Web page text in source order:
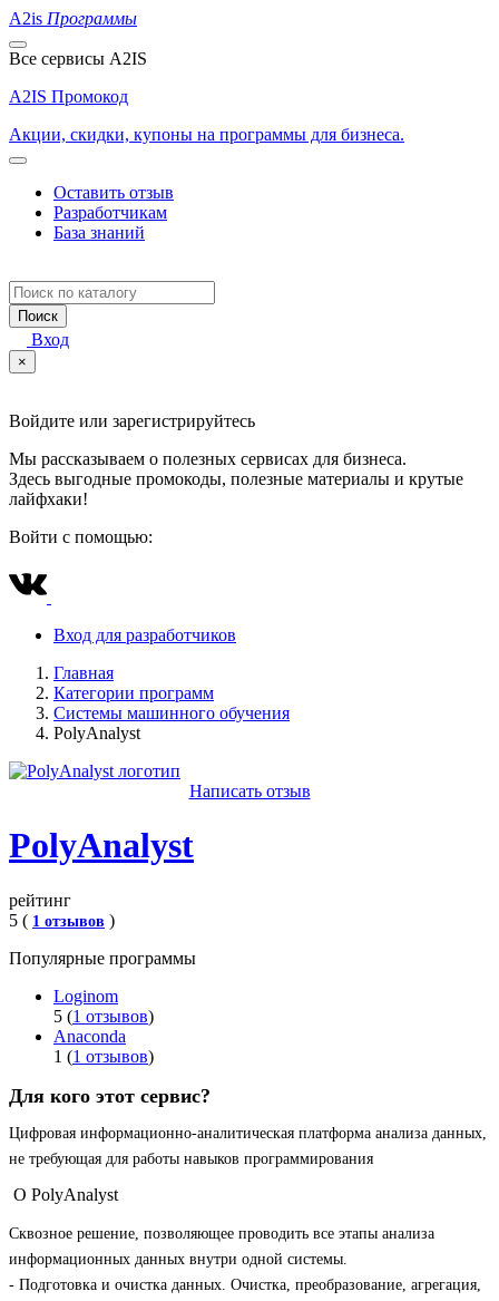
A2is Программы
Все сервисы A2IS
A2IS Промокод
Акции, скидки, купоны на программы для бизнеса.
Оставить отзыв
Разработчикам
База знаний
Поиск
Вход
×
Войдите или зарегистрируйтесь
Мы рассказываем о полезных сервисах для бизнеса.
Здесь выгодные промокоды, полезные материалы и крутые
лайфхаки!
Войти с помощью:
Вход для разработчиков
Главная
Категории программ
Системы машинного обучения
PolyAnalyst
Написать отзыв
PolyAnalyst
рейтинг
5 ( 1 отзывов )
Популярные программы
Loginom
5 (1 отзывов)
Anaconda
1 (1 отзывов)
Для кого этот сервис?
Цифровая информационно-аналитическая платформа анализа данных,
не требующая для работы навыков программирования
О PolyAnalyst
Сквозное решение, позволяющее проводить все этапы анализа
информационных данных внутри одной системы.
- Подготовка и очистка данных. Очистка, преобразование, агрегация,